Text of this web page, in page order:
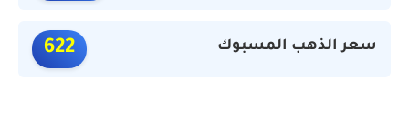
سعر الذهب المسبوك 622